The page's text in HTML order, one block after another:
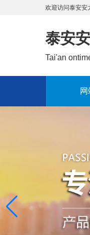
欢迎访问泰安安
泰安
Tai'an